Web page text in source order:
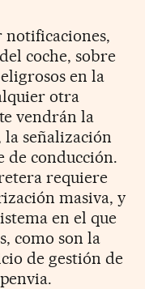
coche, sobre
en la
otra
vendrán la
señalización
de conducción.
requiere
masiva, y
en el que
como son la
de gestión de